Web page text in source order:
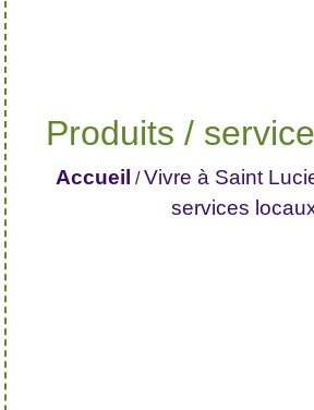
Produits /
Accueil /Vivre à Saint
services